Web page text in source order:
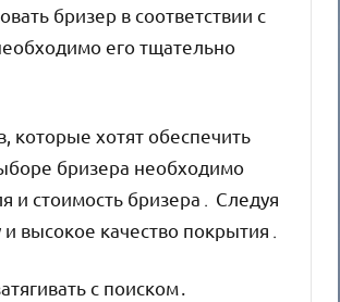
бризер в соответствии с
его тщательно
которые хотят обеспечить
бризера необходимо
и стоимость бризера․ Следуя
высокое качество покрытия․
с поиском․